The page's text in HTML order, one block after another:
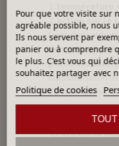
1action sur la
fermeture
Ce système
personnaliser
cuissonselon
du type d’émail
thermique
🧭Options
Pour que votre visite sur
agréable possible, nous
Ils nous servent par
panier ou à comprendre
le plus. C'est vous qui
souhaitez partager avec
Politique de cookies